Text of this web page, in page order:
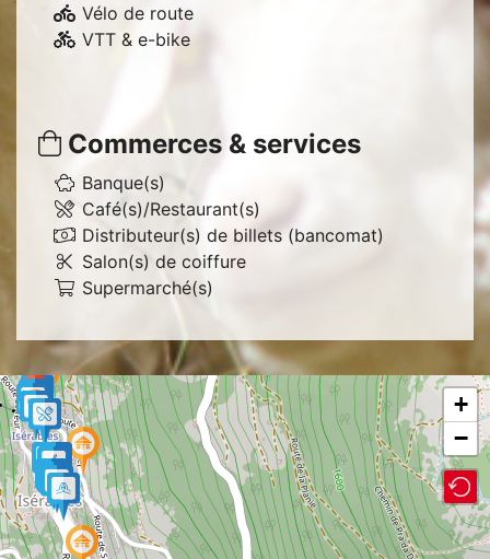
Vélo de route
VTT & e-bike
Commerces & services
Banque(s)
Café(s)/Restaurant(s)
Distributeur(s) de billets (bancomat)
Salon(s) de coiffure
Supermarché(s)
+
−